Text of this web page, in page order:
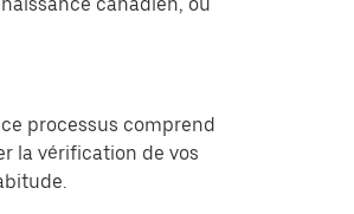
processus comprend
la vérification de vos